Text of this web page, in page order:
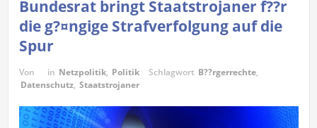
Bundesrat bringt Staatstrojaner f??r
die g?¤ngige Strafverfolgung auf die
Spur
Von in Netzpolitik, Politik Schlagwort B??rgerrechte,
Datenschutz, Staatstrojaner